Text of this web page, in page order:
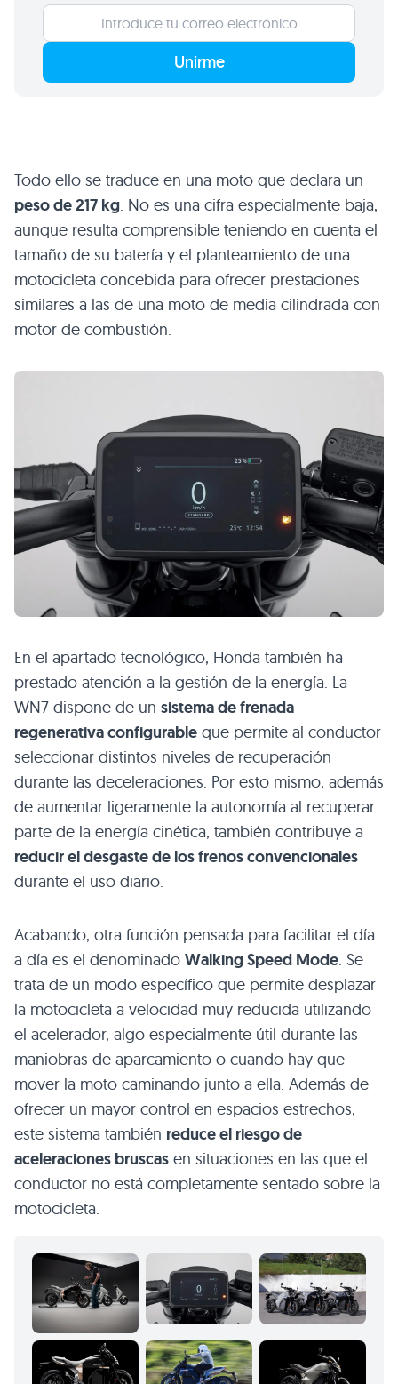
Unirme
Todo ello se traduce en una moto que declara un
peso de 217 kg. No es una cifra especialmente baja,
aunque resulta comprensible teniendo en cuenta el
tamaño de su batería y el planteamiento de una
motocicleta concebida para ofrecer prestaciones
similares a las de una moto de media cilindrada con
motor de combustión.
En el apartado tecnológico, Honda también ha
prestado atención a la gestión de la energía. La
WN7 dispone de un sistema de frenada
regenerativa configurable que permite al conductor
seleccionar distintos niveles de recuperación
durante las deceleraciones. Por esto mismo, además
de aumentar ligeramente la autonomía al recuperar
parte de la energía cinética, también contribuye a
reducir el desgaste de los frenos convencionales
durante el uso diario.
Acabando, otra función pensada para facilitar el día
a día es el denominado Walking Speed Mode. Se
trata de un modo específico que permite desplazar
la motocicleta a velocidad muy reducida utilizando
el acelerador, algo especialmente útil durante las
maniobras de aparcamiento o cuando hay que
mover la moto caminando junto a ella. Además de
ofrecer un mayor control en espacios estrechos,
este sistema también reduce el riesgo de
aceleraciones bruscas en situaciones en las que el
conductor no está completamente sentado sobre la
motocicleta.